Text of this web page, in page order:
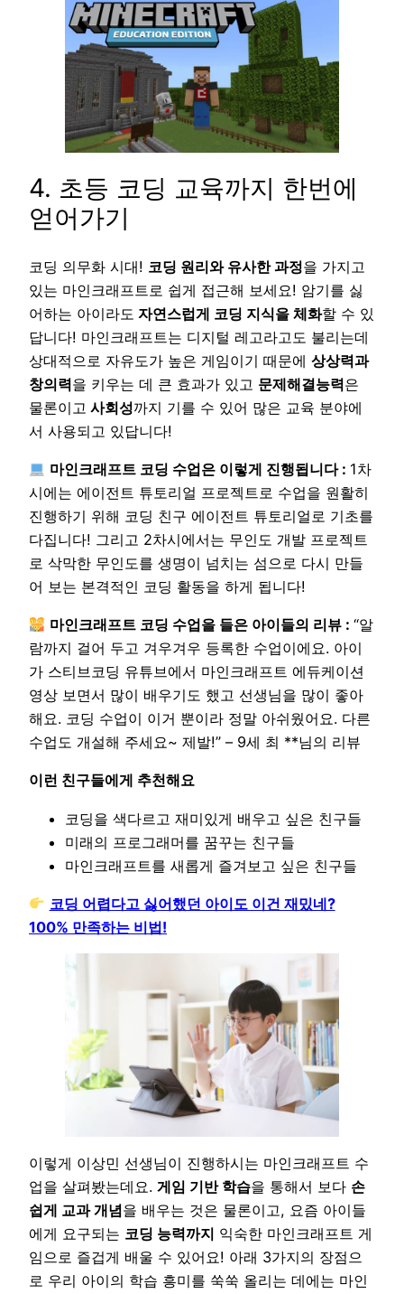
4. 초등 코딩 교육까지 한번에
얻어가기
코딩 의무화 시대! 코딩 원리와 유사한 과정을 가지고
있는 마인크래프트로 쉽게 접근해 보세요! 암기를 싫
어하는 아이라도 자연스럽게 코딩 지식을 체화할 수 있
답니다! 마인크래프트는 디지털 레고라고도 불리는데
상대적으로 자유도가 높은 게임이기 때문에 상상력과
창의력을 키우는 데 큰 효과가 있고 문제해결능력은
물론이고 사회성까지 기를 수 있어 많은 교육 분야에
서 사용되고 있답니다!
마인크래프트 코딩 수업은 이렇게 진행됩니다 : 1차
시에는 에이전트 튜토리얼 프로젝트로 수업을 원활히
진행하기 위해 코딩 친구 에이전트 튜토리얼로 기초를
다집니다! 그리고 2차시에서는 무인도 개발 프로젝트
로 삭막한 무인도를 생명이 넘치는 섬으로 다시 만들
어 보는 본격적인 코딩 활동을 하게 됩니다!
마인크래프트 코딩 수업을 들은 아이들의 리뷰 : “알
람까지 걸어 두고 겨우겨우 등록한 수업이에요. 아이
가 스티브코딩 유튜브에서 마인크래프트 에듀케이션
영상 보면서 많이 배우기도 했고 선생님을 많이 좋아
해요. 코딩 수업이 이거 뿐이라 정말 아쉬웠어요. 다른
수업도 개설해 주세요~ 제발!” – 9세 최 **님의 리뷰
이런 친구들에게 추천해요
코딩을 색다르고 재미있게 배우고 싶은 친구들
미래의 프로그래머를 꿈꾸는 친구들
마인크래프트를 새롭게 즐겨보고 싶은 친구들
코딩 어렵다고 싫어했던 아이도 이건 재밌네?
100% 만족하는 비법!
이렇게 이상민 선생님이 진행하시는 마인크래프트 수
업을 살펴봤는데요. 게임 기반 학습을 통해서 보다 손
쉽게 교과 개념을 배우는 것은 물론이고, 요즘 아이들
에게 요구되는 코딩 능력까지 익숙한 마인크래프트 게
임으로 즐겁게 배울 수 있어요! 아래 3가지의 장점으
로 우리 아이의 학습 흥미를 쑥쑥 올리는 데에는 마인